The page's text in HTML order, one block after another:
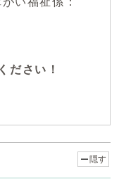
ださい！
隠す